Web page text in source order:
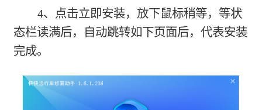
4、点击立即安装，放下鼠标稍等，等状
态栏读满后，自动跳转如下页面后，代表安装
完成。